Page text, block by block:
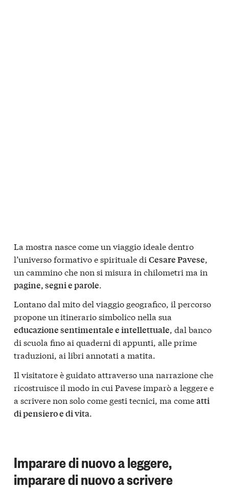
La mostra nasce come un viaggio ideale dentro
l’universo formativo e spirituale di Cesare Pavese,
un cammino che non si misura in chilometri ma in
pagine, segni e parole.
Lontano dal mito del viaggio geografico, il percorso
propone un itinerario simbolico nella sua
educazione sentimentale e intellettuale, dal banco
di scuola fino ai quaderni di appunti, alle prime
traduzioni, ai libri annotati a matita.
Il visitatore è guidato attraverso una narrazione che
ricostruisce il modo in cui Pavese imparò a leggere e
a scrivere non solo come gesti tecnici, ma comeatti
di pensiero e di vita.
Imparare di nuovo a leggere,
imparare di nuovo a scrivere